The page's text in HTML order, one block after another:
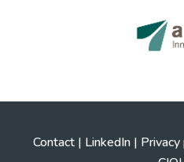
Contact| LinkedIn|